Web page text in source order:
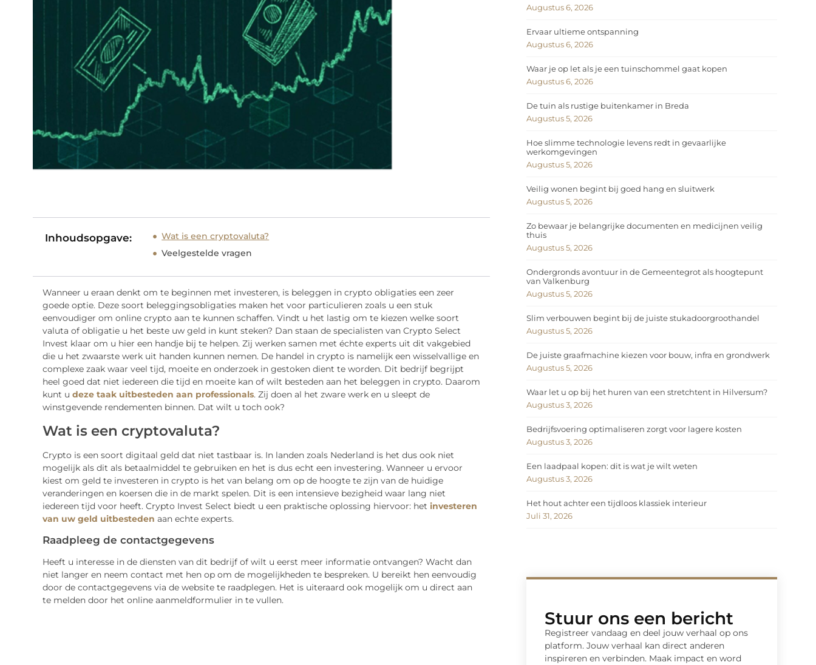
Inhoudsopgave:
Wat is een cryptovaluta?
Veelgestelde vragen
Wanneer u eraan denkt om te beginnen met investeren, is beleggen in crypto obligaties een zeer
goede optie. Deze soort beleggingsobligaties maken het voor particulieren zoals u een stuk
eenvoudiger om online crypto aan te kunnen schaffen. Vindt u het lastig om te kiezen welke soort
valuta of obligatie u het beste uw geld in kunt steken? Dan staan de specialisten van Crypto Select
Invest klaar om u hier een handje bij te helpen. Zij werken samen met échte experts uit dit vakgebied
die u het zwaarste werk uit handen kunnen nemen. De handel in crypto is namelijk een wisselvallige en
complexe zaak waar veel tijd, moeite en onderzoek in gestoken dient te worden. Dit bedrijf begrijpt
heel goed dat niet iedereen die tijd en moeite kan of wilt besteden aan het beleggen in crypto. Daarom
kunt u deze taak uitbesteden aan professionals. Zij doen al het zware werk en u sleept de
winstgevende rendementen binnen. Dat wilt u toch ook?
Wat is een cryptovaluta?
Crypto is een soort digitaal geld dat niet tastbaar is. In landen zoals Nederland is het dus ook niet
mogelijk als dit als betaalmiddel te gebruiken en het is dus echt een investering. Wanneer u ervoor
kiest om geld te investeren in crypto is het van belang om op de hoogte te zijn van de huidige
veranderingen en koersen die in de markt spelen. Dit is een intensieve bezigheid waar lang niet
iedereen tijd voor heeft. Crypto Invest Select biedt u een praktische oplossing hiervoor: het investeren
van uw geld uitbesteden aan echte experts.
Raadpleeg de contactgegevens
Heeft u interesse in de diensten van dit bedrijf of wilt u eerst meer informatie ontvangen? Wacht dan
niet langer en neem contact met hen op om de mogelijkheden te bespreken. U bereikt hen eenvoudig
door de contactgegevens via de website te raadplegen. Het is uiteraard ook mogelijk om u direct aan
te melden door het online aanmeldformulier in te vullen.
Augustus 6, 2026
Ervaar ultieme ontspanning
Augustus 6, 2026
Waar je op let als je een tuinschommel gaat kopen
Augustus 6, 2026
De tuin als rustige buitenkamer in Breda
Augustus 5, 2026
Hoe slimme technologie levens redt in gevaarlijke
werkomgevingen
Augustus 5, 2026
Veilig wonen begint bij goed hang en sluitwerk
Augustus 5, 2026
Zo bewaar je belangrijke documenten en medicijnen veilig
thuis
Augustus 5, 2026
Ondergronds avontuur in de Gemeentegrot als hoogtepunt
van Valkenburg
Augustus 5, 2026
Slim verbouwen begint bij de juiste stukadoorgroothandel
Augustus 5, 2026
De juiste graafmachine kiezen voor bouw, infra en grondwerk
Augustus 5, 2026
Waar let u op bij het huren van een stretchtent in Hilversum?
Augustus 3, 2026
Bedrijfsvoering optimaliseren zorgt voor lagere kosten
Augustus 3, 2026
Een laadpaal kopen: dit is wat je wilt weten
Augustus 3, 2026
Het hout achter een tijdloos klassiek interieur
Juli 31, 2026
Stuur ons een bericht
Registreer vandaag en deel jouw verhaal op ons
platform. Jouw verhaal kan direct anderen
inspireren en verbinden. Maak impact en word